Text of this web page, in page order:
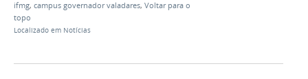
ifmg, campus governador valadares, Voltar para o
topo
Localizado em Notícias